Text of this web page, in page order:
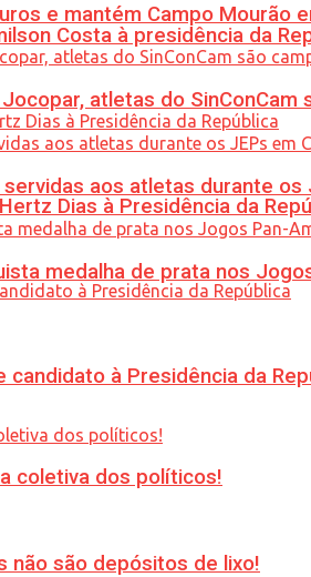
Costa à presidência da
Dias à Presidência da
candidato à Presidência da
e mantém Campo Mourão
atletas do SinConCam
aos atletas durante os
medalha de prata nos
coletiva dos políticos!
não são depósitos de lixo!